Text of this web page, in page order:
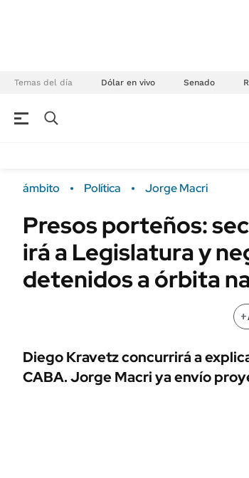
Temas del día Dólar en vivo Senado
Campo
FINANZAS
Dólar
ENERGY
POLÍTICA
URUGUAY
ámbito Política Jorge Macri
Presos porteños:
irá a Legislatura y
detenidos a órbita
+
Diego Kravetz concurrirá a
CABA. Jorge Macri ya envío